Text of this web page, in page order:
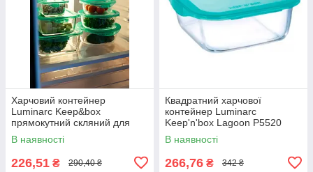
Харчовий контейнер
Luminarc Keep&box
прямокутний скляний для
зберігання 1220 мл (p5517)
В наявності
226,51 ₴ 290,40 ₴
Квадратний харчової
контейнер Luminarc
Keep'n'box Lagoon P5520
(1220мл)
В наявності
266,76 ₴ 342 ₴